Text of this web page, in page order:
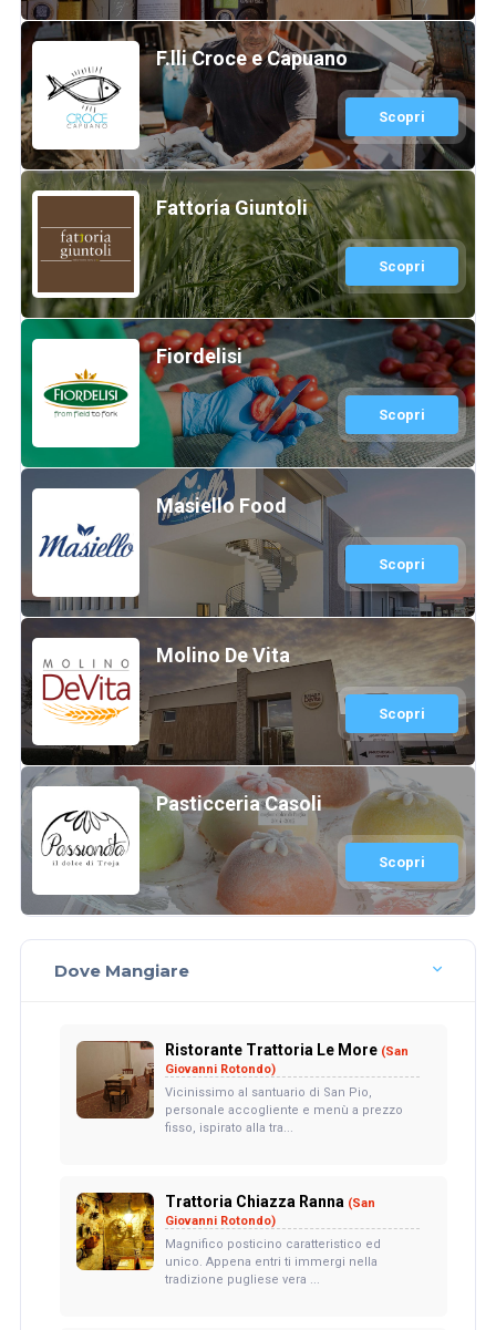
F.lli Croce e Capuano
Scopri
Fattoria Giuntoli
Scopri
Fiordelisi
Scopri
Masiello Food
Scopri
Molino De Vita
Scopri
Pasticceria Casoli
Scopri
Dove Mangiare
Ristorante Trattoria Le More (San
Giovanni Rotondo)
Vicinissimo al santuario di San Pio,
personale accogliente e menù a prezzo
fisso, ispirato alla tra...
Trattoria Chiazza Ranna (San
Giovanni Rotondo)
Magnifico posticino caratteristico ed
unico. Appena entri ti immergi nella
tradizione pugliese vera ...